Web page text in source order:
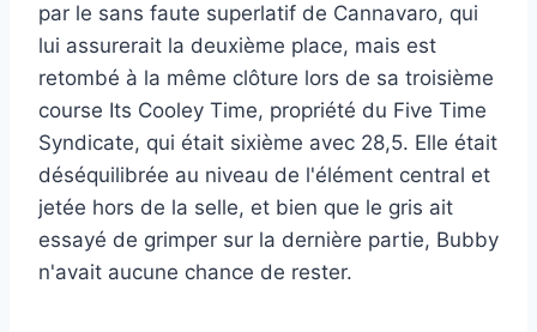
par le sans faute superlatif de Cannavaro, qui
lui assurerait la deuxième place, mais est
retombé à la même clôture lors de sa troisième
course Its Cooley Time, propriété du Five Time
Syndicate, qui était sixième avec 28,5. Elle était
déséquilibrée au niveau de l'élément central et
jetée hors de la selle, et bien que le gris ait
essayé de grimper sur la dernière partie, Bubby
n'avait aucune chance de rester.